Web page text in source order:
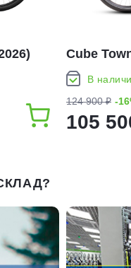
Cube
В
124 900 ₽ -
105